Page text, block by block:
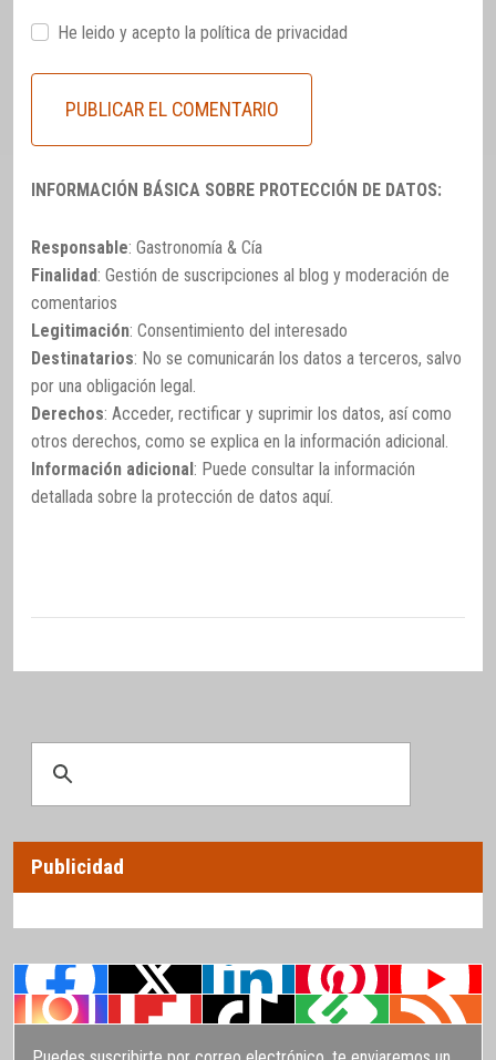
He leido y acepto la política de privacidad
INFORMACIÓN BÁSICA SOBRE PROTECCIÓN DE DATOS:
Responsable: Gastronomía & Cía
Finalidad: Gestión de suscripciones al blog y moderación de
comentarios
Legitimación: Consentimiento del interesado
Destinatarios: No se comunicarán los datos a terceros, salvo
por una obligación legal.
Derechos: Acceder, rectificar y suprimir los datos, así como
otros derechos, como se explica en la información adicional.
Información adicional : Puede consultar la información
detallada sobre la protección de datos aquí.
Publicidad